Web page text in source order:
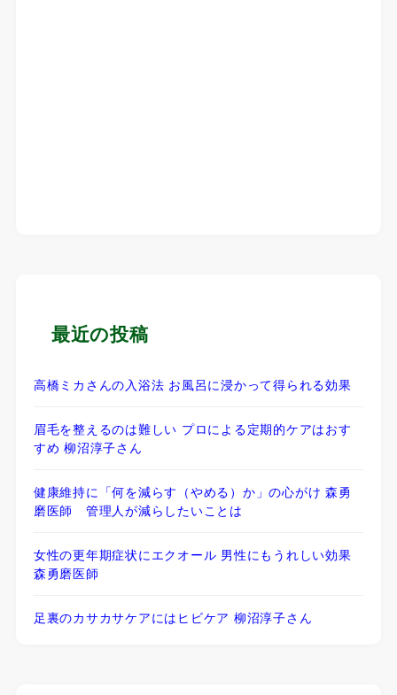
最近の投稿
高橋ミカさんの入浴法 お風呂に浸かって得られる効果
眉毛を整えるのは難しい プロによる定期的ケアはおす
すめ 柳沼淳子さん
健康維持に「何を減らす（やめる）か」の心がけ 森勇
磨医師 管理人が減らしたいことは
女性の更年期症状にエクオール 男性にもうれしい効果
森勇磨医師
足裏のカサカサケアにはヒビケア 柳沼淳子さん